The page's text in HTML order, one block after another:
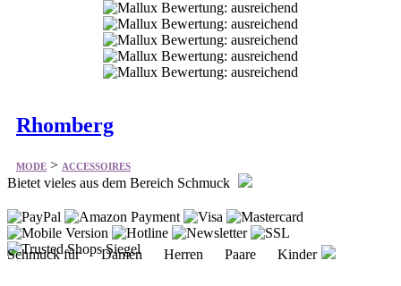
Rhomberg
MODE > ACCESSOIRES
Bietet vieles aus dem Bereich Schmuck
Schmuck für Damen Herren Paare Kinder